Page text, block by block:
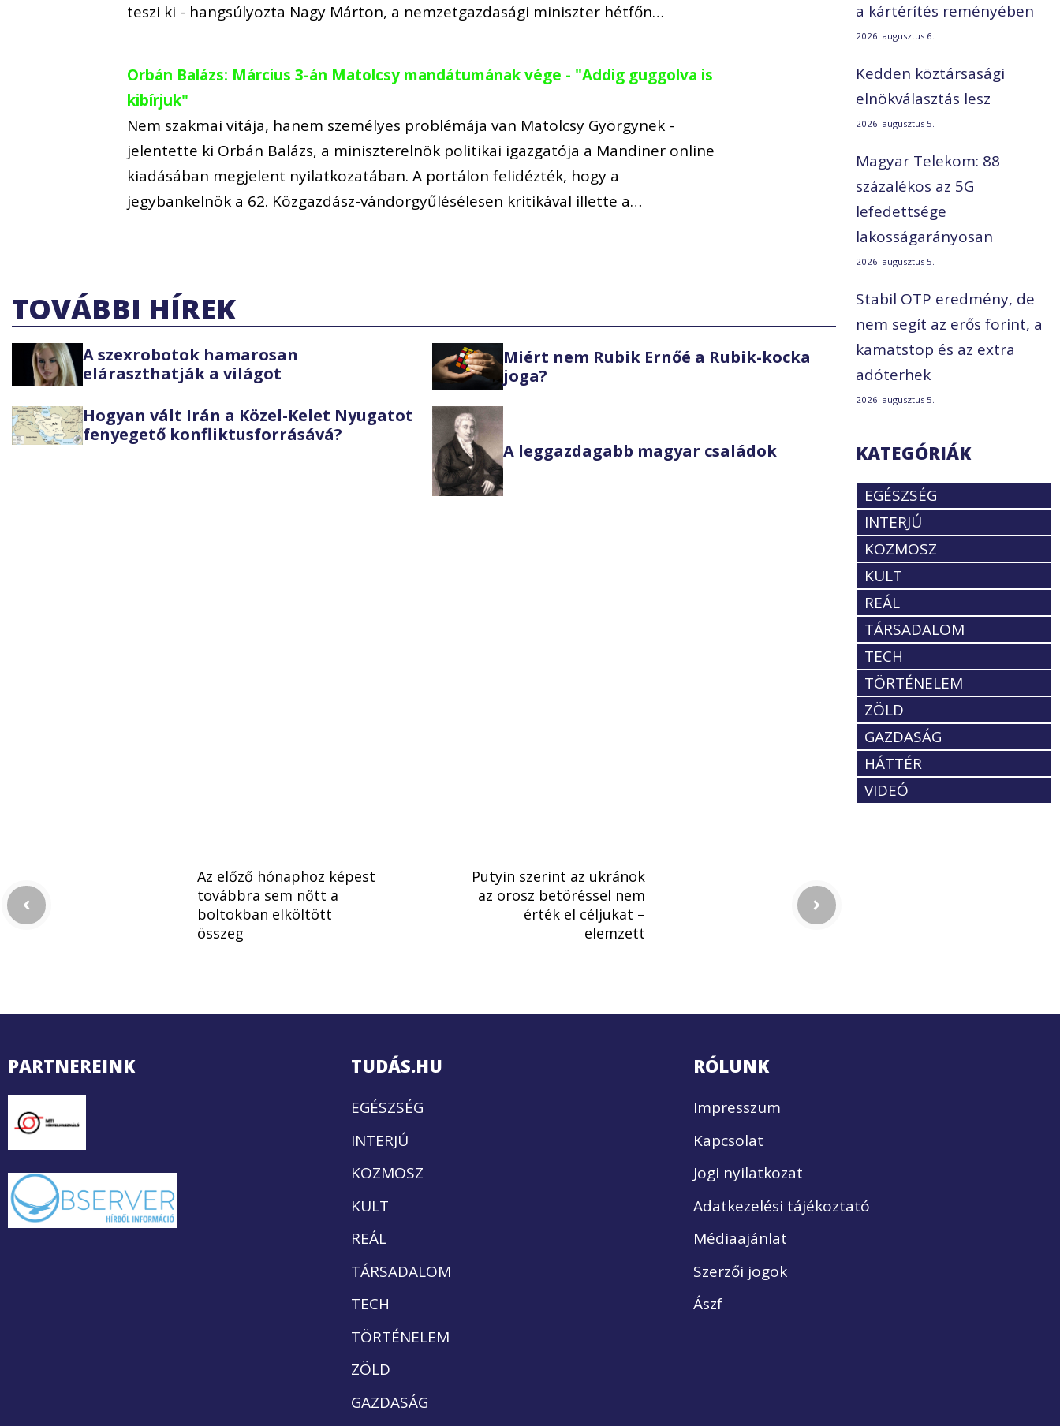
teszi ki - hangsúlyozta Nagy Márton, a nemzetgazdasági miniszter hétfőn…
Orbán Balázs: Március 3-án Matolcsy mandátumának vége - "Addig guggolva is
kibírjuk"
Nem szakmai vitája, hanem személyes problémája van Matolcsy Györgynek -
jelentette ki Orbán Balázs, a miniszterelnök politikai igazgatója a Mandiner online
kiadásában megjelent nyilatkozatában. A portálon felidézték, hogy a
jegybankelnök a 62. Közgazdász-vándorgyűlésélesen kritikával illette a…
TOVÁBBI HÍREK
A szexrobotok hamarosan
eláraszthatják a világot
Miért nem Rubik Ernőé a Rubik-kocka
joga?
Hogyan vált Irán a Közel-Kelet Nyugatot
fenyegető konfliktusforrásává?
A leggazdagabb magyar családok
a kártérítés reményében
2026. augusztus 6.
Kedden köztársasági
elnökválasztás lesz
2026. augusztus 5.
Magyar Telekom: 88
százalékos az 5G
lefedettsége
lakosságarányosan
2026. augusztus 5.
Stabil OTP eredmény, de
nem segít az erős forint, a
kamatstop és az extra
adóterhek
2026. augusztus 5.
KATEGÓRIÁK
EGÉSZSÉG
INTERJÚ
KOZMOSZ
KULT
REÁL
TÁRSADALOM
TECH
TÖRTÉNELEM
ZÖLD
GAZDASÁG
HÁTTÉR
VIDEÓ
Az előző hónaphoz képest
továbbra sem nőtt a
boltokban elköltött
összeg
Putyin szerint az ukránok
az orosz betöréssel nem
érték el céljukat –
elemzett
PARTNEREINK TUDÁS.HU
EGÉSZSÉG
INTERJÚ
KOZMOSZ
KULT
REÁL
TÁRSADALOM
TECH
TÖRTÉNELEM
ZÖLD
GAZDASÁG
RÓLUNK
Impresszum
Kapcsolat
Jogi nyilatkozat
Adatkezelési tájékoztató
Médiaajánlat
Szerzői jogok
Ászf